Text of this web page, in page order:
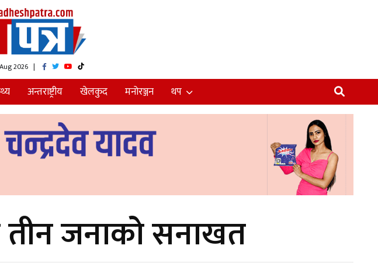
2026 |
अन्तराष्ट्रीय खेलकुद मनोरञ्जन थप
तीन जनाको सनाखत